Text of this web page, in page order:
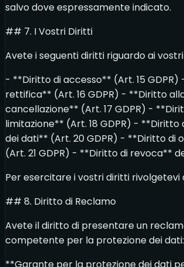
salvo dove espressamente indicato.
## 7. I Vostri Diritti
Avete i seguenti diritti riguardo ai
- **Diritto di accesso** (Art. 15
rettifica** (Art. 16 GDPR) - **Diritto
cancellazione** (Art. 17 GDPR) -
limitazione** (Art. 18 GDPR) -
dei dati** (Art. 20 GDPR) - **Diritto di
(Art. 21 GDPR) - **Diritto di revoca**
Per esercitare i vostri diritti rivolgetevi
## 8. Diritto di Reclamo
Avete il diritto di presentare un
competente per la protezione dei dati: